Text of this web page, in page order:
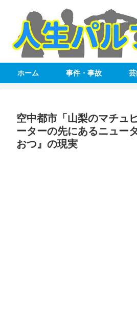
ホーム 事件・事故
空中都市「山梨のマチュ
ーターの先にあるニュー
おつ』の現実